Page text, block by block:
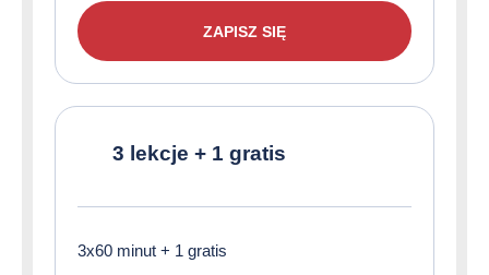
ZAPISZ SIĘ
3 lekcje + 1 gratis
3x60 minut + 1 gratis